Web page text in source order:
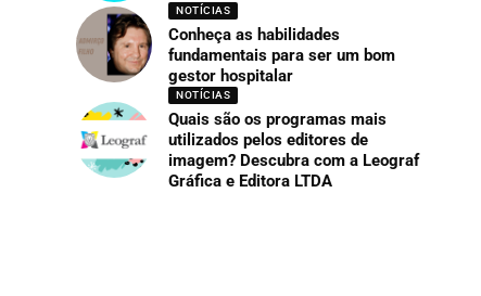
NOTÍCIAS
Conheça as habilidades
fundamentais para ser um bom
gestor hospitalar
NOTÍCIAS
Quais são os programas mais
utilizados pelos editores de
imagem? Descubra com a Leograf
Gráfica e Editora LTDA